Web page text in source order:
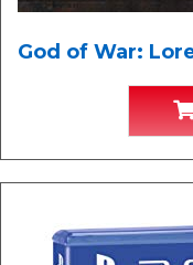
God of War: